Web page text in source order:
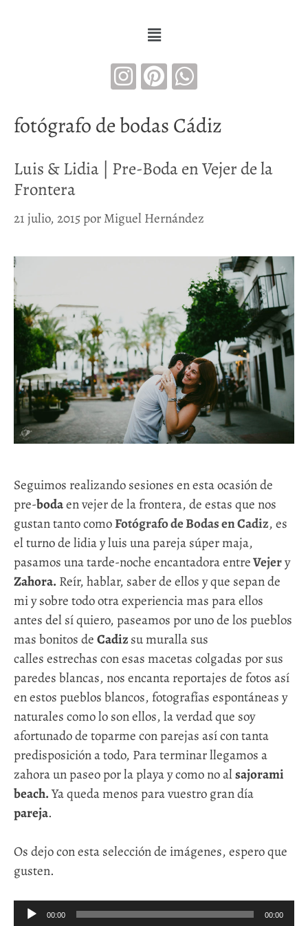
fotógrafo de bodas Cádiz
Luis & Lidia | Pre-Boda en Vejer de la
Frontera
21 julio, 2015 porMiguel Hernández
Seguimos realizando sesiones en esta ocasión de
pre-bodaen vejer de la frontera, de estas que nos
gustan tanto comoFotógrafo de Bodas en Cadiz, es
el turno de lidia y luis una pareja súper maja,
pasamos una tarde-noche encantadora entreVejery
Zahora. Reír, hablar, saber de ellos y que sepan de
mi y sobre todo otra experiencia mas para ellos
antes del sí quiero, paseamos por uno de los pueblos
mas bonitos deCadizsu muralla sus
calles estrechas con esas macetas colgadas por sus
paredes blancas, nos encanta reportajes de fotos así
en estos pueblos blancos, fotografías espontáneas y
naturales como lo son ellos, la verdad que soy
afortunado de toparme con parejas así con tanta
predisposición a todo, Para terminar llegamos a
zahora un paseo por la playa y como no alsajorami
beach.Ya queda menos para vuestro gran día
pareja.
Os dejo con esta selección de imágenes, espero que
gusten.
Reproductor
00:00 00:00